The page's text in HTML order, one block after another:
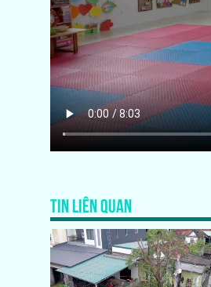
TIN LIÊN QUAN